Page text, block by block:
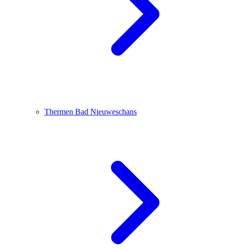
Thermen Bad Nieuweschans